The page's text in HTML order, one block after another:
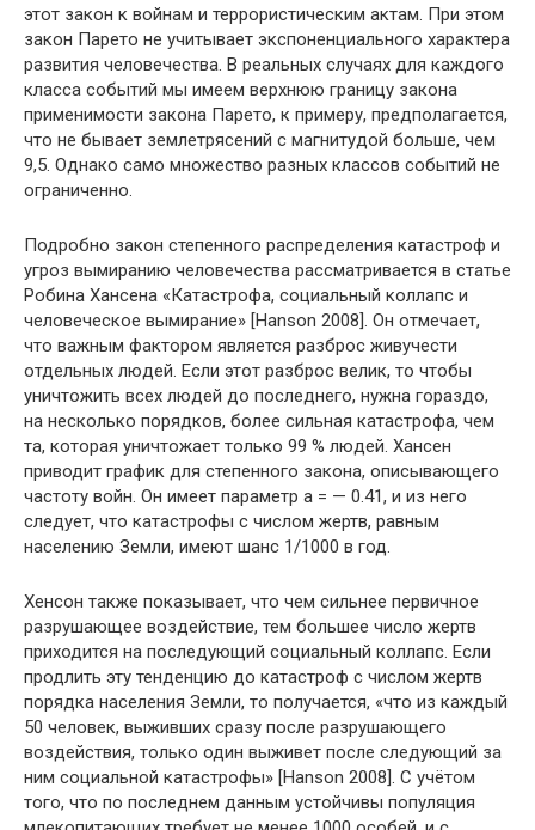
этот закон к войнам и террористическим актам. При этом
закон Парето не учитывает экспоненциального характера
развития человечества. В реальных случаях для каждого
класса событий мы имеем верхнюю границу закона
применимости закона Парето, к примеру, предполагается,
что не бывает землетрясений с магнитудой больше, чем
9,5. Однако само множество разных классов событий не
ограниченно.
Подробно закон степенного распределения катастроф и
угроз вымиранию человечества рассматривается в статье
Робина Хансена «Катастрофа, социальный коллапс и
человеческое вымирание» [Hanson 2008]. Он отмечает,
что важным фактором является разброс живучести
отдельных людей. Если этот разброс велик, то чтобы
уничтожить всех людей до последнего, нужна гораздо,
на несколько порядков, более сильная катастрофа, чем
та, которая уничтожает только 99 % людей. Хансен
приводит график для степенного закона, описывающего
частоту войн. Он имеет параметр а = — 0.41, и из него
следует, что катастрофы с числом жертв, равным
населению Земли, имеют шанс 1/1000 в год.
Хенсон также показывает, что чем сильнее первичное
разрушающее воздействие, тем большее число жертв
приходится на последующий социальный коллапс. Если
продлить эту тенденцию до катастроф с числом жертв
порядка населения Земли, то получается, «что из каждый
50 человек, выживших сразу после разрушающего
воздействия, только один выживет после следующий за
ним социальной катастрофы» [Hanson 2008]. С учётом
того, что по последнем данным устойчивы популяция